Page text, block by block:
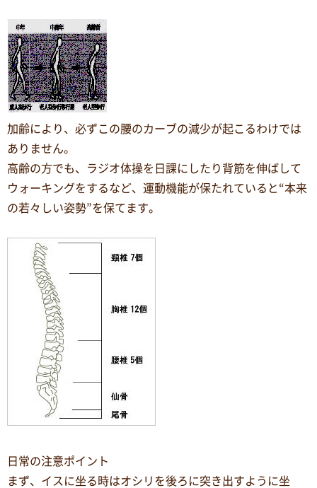
加齢により、必ずこの腰のカーブの減少が起こるわけでは
ありません。
高齢の方でも、ラジオ体操を日課にしたり背筋を伸ばして
ウォーキングをするなど、運動機能が保たれていると“本来
の若々しい姿勢”を保てます。
日常の注意ポイント
まず、イスに坐る時はオシリを後ろに突き出すように坐